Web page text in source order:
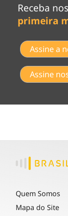
Receba
primeira
Assine a
Assine
Quem Somos
Mapa do Site